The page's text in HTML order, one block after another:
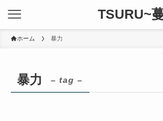
TSURU~
ホーム 暴力
暴力 – tag –